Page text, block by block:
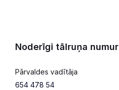
Noderīgi tālruņa
Pārvaldes vadītāja
654 478 54